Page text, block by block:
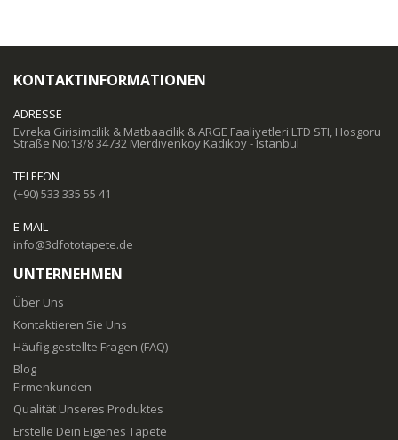
KONTAKTINFORMATIONEN
ADRESSE
Evreka Girisimcilik & Matbaacilik & ARGE Faaliyetleri LTD STI, Hosgoru
Straße No:13/8 34732 Merdivenkoy Kadikoy - Istanbul
TELEFON
(+90) 533 335 55 41
E-MAIL
info@3dfototapete.de
UNTERNEHMEN
Über Uns
Kontaktieren Sie Uns
Häufig gestellte Fragen (FAQ)
Blog
Firmenkunden
Qualität Unseres Produktes
Erstelle Dein Eigenes Tapete